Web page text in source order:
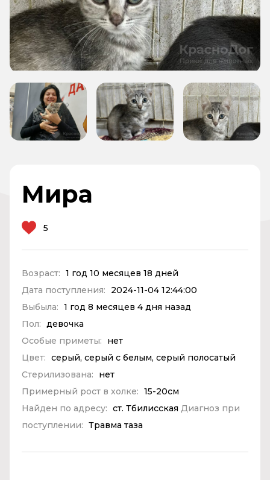
Мира
5
Возраст: 1 год 10 месяцев 18 дней
Дата поступления:
2024-11-04 12:44:00
Выбыла: 1 год 8 месяцев 4 дня назад
Пол:
девочка
Особые приметы:
нет
Цвет: серый, серый с белым, серый полосатый
Стерилизована:
нет
Примерный рост в холке: 15-20см
Найден по адресу: ст. Тбилисская Диагноз при
поступлении: Травма таза